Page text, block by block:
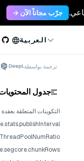
جرّب مجاناً الآن →
العربية
ترجمة بواسطة
جدول
التكوينات المتعلقة بعقدة